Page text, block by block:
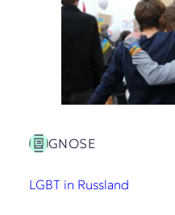
GNOSE
LGBT in Russland